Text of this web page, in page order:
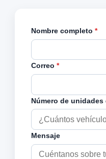
Nombre completo *
Correo *
Número de unidades
Mensaje